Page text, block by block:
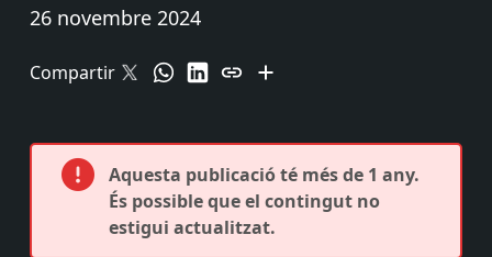
26 novembre 2024
Compartir
Aquesta publicació té més de 1 any.
És possible que el contingut no
estigui actualitzat.